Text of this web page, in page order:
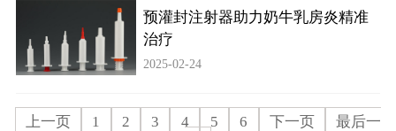
预灌封注射器助力奶牛乳房炎精准
治疗
2025-02-24
上一页 1 2 3 4 5 6 下一页
最后一